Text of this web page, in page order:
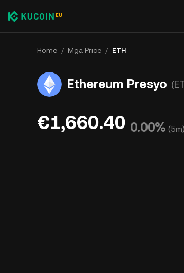
Home / Mga Price / ETH
Ethereum Presyo
€1,660.40 0.00% (5m)